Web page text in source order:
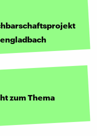
zum Thema